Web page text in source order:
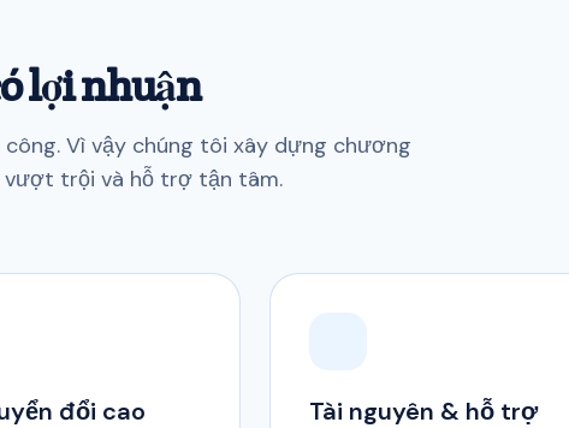
lợi nhuận
Vì vậy chúng tôi xây dựng chương
trội và hỗ trợ tận tâm.
đổi cao Tài nguyên & hỗ trợ